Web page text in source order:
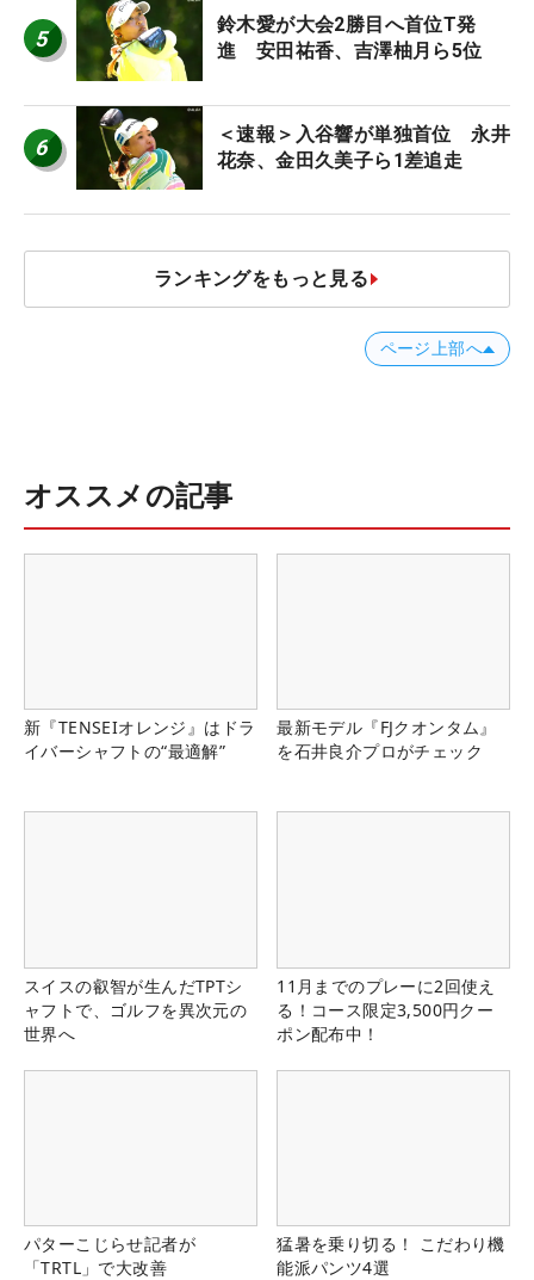
5
鈴木愛が大会2勝目へ首位T発
進 安田祐香、吉澤柚月ら5位
6
＜速報＞入谷響が単独首位 永井
花奈、金田久美子ら1差追走
ランキングをもっと見る
ページ上部へ
オススメの記事
新『TENSEIオレンジ』はドラ
イバーシャフトの“最適解”
最新モデル『FJクオンタム』
を石井良介プロがチェック
スイスの叡智が生んだTPTシ
ャフトで、ゴルフを異次元の
世界へ
11月までのプレーに2回使え
る！コース限定3,500円クー
ポン配布中！
パターこじらせ記者が
「TRTL」で大改善
猛暑を乗り切る！ こだわり機
能派パンツ4選